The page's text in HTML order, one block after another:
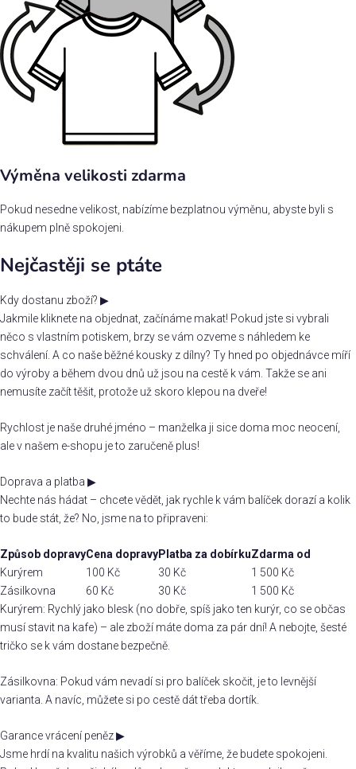
Výměna velikosti zdarma
Pokud nesedne velikost, nabízíme bezplatnou výměnu, abyste byli s
nákupem plně spokojeni.
Nejčastěji se ptáte
Kdy dostanu zboží? ▶
Jakmile kliknete na objednat, začínáme makat! Pokud jste si vybrali
něco s vlastním potiskem, brzy se vám ozveme s náhledem ke
schválení. A co naše běžné kousky z dílny? Ty hned po objednávce míří
do výroby a během dvou dnů už jsou na cestě k vám. Takže se ani
nemusíte začít těšit, protože už skoro klepou na dveře!
Rychlost je naše druhé jméno – manželka ji sice doma moc neocení,
ale v našem e-shopu je to zaručeně plus!
Doprava a platba ▶
Nechte nás hádat – chcete vědět, jak rychle k vám balíček dorazí a kolik
to bude stát, že? No, jsme na to připraveni:
Způsob dopravyCena dopravyPlatba za dobírkuZdarma od
Kurýrem
100 Kč 30 Kč
1 500 Kč
Zásilkovna
60 Kč 30 Kč
1 500 Kč
Kurýrem: Rychlý jako blesk (no dobře, spíš jako ten kurýr, co se občas
musí stavit na kafe) – ale zboží máte doma za pár dní! A nebojte, šesté
tričko se k vám dostane bezpečně.
Zásilkovna: Pokud vám nevadí si pro balíček skočit, je to levnější
varianta. A navíc, můžete si po cestě dát třeba dortík.
Garance vrácení peněz▶
Jsme hrdí na kvalitu našich výrobků a věříme, že budete spokojeni.